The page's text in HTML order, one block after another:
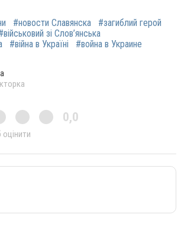
#новости Славянска
#загиблий герой
зі Слов’янська
#війна в Україні #война в Украине
0,0